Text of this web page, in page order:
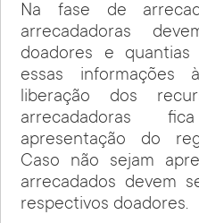
Na fase de
arrecadadoras
doadores e
essas informações
liberação dos
arrecadadoras
apresentação do
Caso não sejam
arrecadados devem
respectivos doadores.